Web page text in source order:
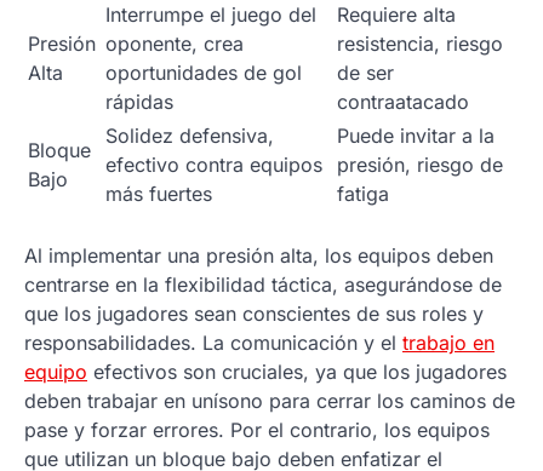
Presión
Alta
Interrumpe el juego del
oponente, crea
oportunidades de gol
rápidas
Requiere alta
resistencia, riesgo
de ser
contraatacado
Bloque
Bajo
Solidez defensiva,
efectivo contra equipos
más fuertes
Puede invitar a la
presión, riesgo de
fatiga
Al implementar una presión alta, los equipos deben
centrarse en la flexibilidad táctica, asegurándose de
que los jugadores sean conscientes de sus roles y
responsabilidades. La comunicación y el trabajo en
equipo efectivos son cruciales, ya que los jugadores
deben trabajar en unísono para cerrar los caminos de
pase y forzar errores. Por el contrario, los equipos
que utilizan un bloque bajo deben enfatizar el